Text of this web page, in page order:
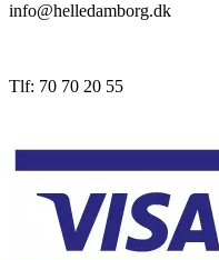
info@helledamborg.dk
Tlf: 70 70 20 55